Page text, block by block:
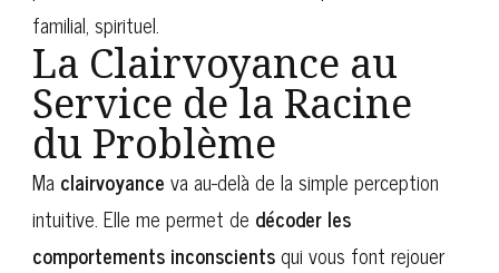
familial, spirituel.
La Clairvoyance au
Service de la Racine
du Problème
Ma clairvoyance va au-delà de la simple perception
intuitive. Elle me permet de décoder les
comportements inconscientsqui vous font rejouer